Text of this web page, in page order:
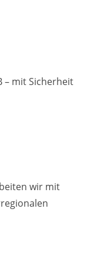
– mit Sicherheit
wir mit